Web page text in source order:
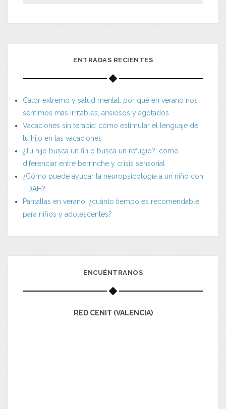
ENTRADAS RECIENTES
Calor extremo y salud mental: por qué en verano nos
sentimos más irritables, ansiosos y agotados
Vacaciones sin terapia: cómo estimular el lenguaje de
tu hijo en las vacaciones
¿Tu hijo busca un fin o busca un refugio?: cómo
diferenciar entre berrinche y crisis sensorial
¿Cómo puede ayudar la neuropsicología a un niño con
TDAH?
Pantallas en verano: ¿cuánto tiempo es recomendable
para niños y adolescentes?
ENCUÉNTRANOS
RED CENIT (VALENCIA)